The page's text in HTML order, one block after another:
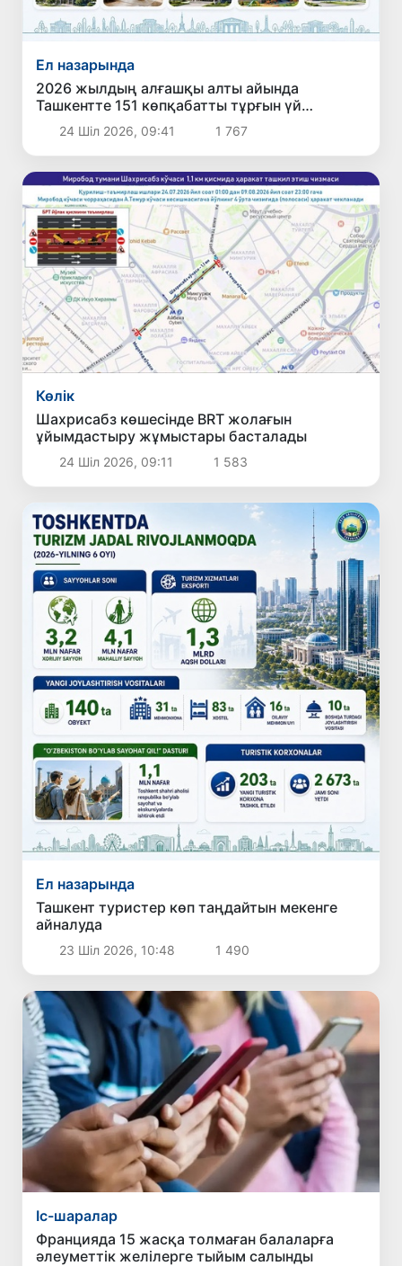
Ел назарында
2026 жылдың алғашқы алты айында
Ташкентте 151 көпқабатты тұрғын үй
пайдалануға берілді
24 Шіл 2026, 09:41 1 767
Көлік
Шахрисабз көшесінде BRT жолағын
ұйымдастыру жұмыстары басталады
24 Шіл 2026, 09:11 1 583
Ел назарында
Ташкент туристер көп таңдайтын мекенге
айналуда
23 Шіл 2026, 10:48 1 490
Іс-шаралар
Францияда 15 жасқа толмаған балаларға
әлеуметтік желілерге тыйым салынды